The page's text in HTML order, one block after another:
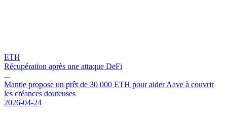
ETH
Récupération après une attaque DeFi
...
Mantle propose un prêt de 30 000 ETH pour aider Aave à couvrir
les créances douteuses
2026-04-24